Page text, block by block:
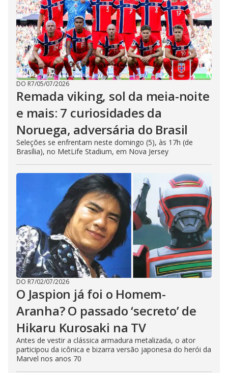
DO R7/05/07/2026
Remada viking, sol da meia-noite
e mais: 7 curiosidades da
Noruega, adversária do Brasil
Seleções se enfrentam neste domingo (5), às 17h (de
Brasília), no MetLife Stadium, em Nova Jersey
DO R7/02/07/2026
O Jaspion já foi o Homem-
Aranha? O passado ‘secreto’ de
Hikaru Kurosaki na TV
Antes de vestir a clássica armadura metalizada, o ator
participou da icônica e bizarra versão japonesa do herói da
Marvel nos anos 70